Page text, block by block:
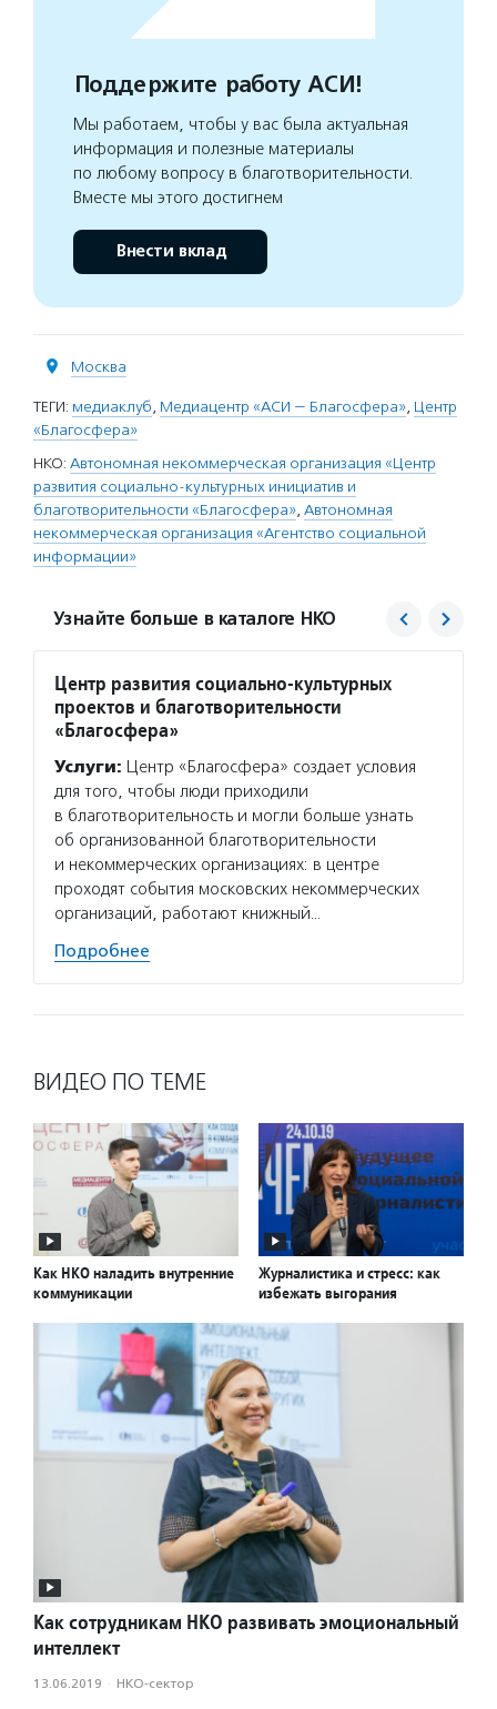
Поддержите работу АСИ!
Мы работаем, чтобы у вас была актуальная
информация и полезные материалы
по любому вопросу в благотворительности.
Вместе мы этого достигнем
Внести вклад
Москва
ТЕГИ: медиаклуб, Медиацентр «АСИ — Благосфера», Центр
«Благосфера»
НКО: Автономная некоммерческая организация «Центр
развития социально-культурных инициатив и
благотворительности «Благосфера», Автономная
некоммерческая организация «Агентство социальной
информации»
Узнайте больше в каталоге НКО
Центр развития социально-культурных
проектов и благотворительности
«Благосфера»
Услуги: Центр «Благосфера» создает условия
для того, чтобы люди приходили
в благотворительность и могли больше узнать
об организованной благотворительности
и некоммерческих организациях: в центре
проходят события московских некоммерческих
организаций, работают книжный…
Подробнее
ВИДЕО ПО ТЕМЕ
Как НКО наладить внутренние
коммуникации
Журналистика и стресс: как
избежать выгорания
Как сотрудникам НКО развивать эмоциональный
интеллект
13.06.2019 · НКО-сектор